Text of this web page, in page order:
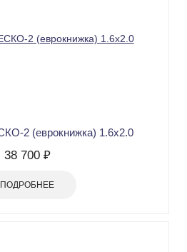
2 (еврокнижка) 1.6х2.0
38 700 ₽
ПОДРОБНЕЕ